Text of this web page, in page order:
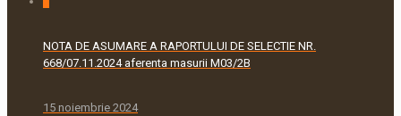
NOTA DE ASUMARE A RAPORTULUI DE SELECTIE NR.
668/07.11.2024 aferenta masurii M03/2B
15 noiembrie 2024